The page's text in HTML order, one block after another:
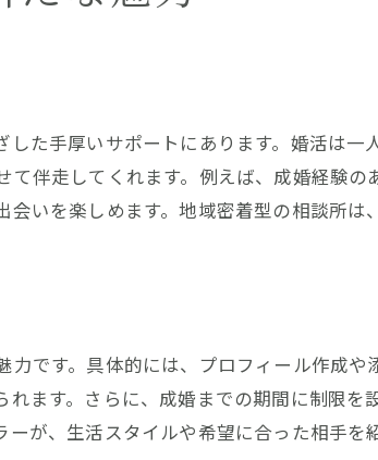
出会いの質を高める理由
談所のサポート術
する手厚いフォローの魅力
談所の活用法
た手厚いサポートにあります。婚活は一
伴走してくれます。例えば、成婚経験の
いを楽しめます。地域密着型の相談所は
です。具体的には、プロフィール作成や
ます。さらに、成婚までの期間に制限を
が、生活スタイルや希望に合った相手を